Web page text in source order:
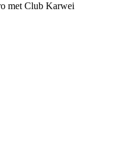
met Club Karwei